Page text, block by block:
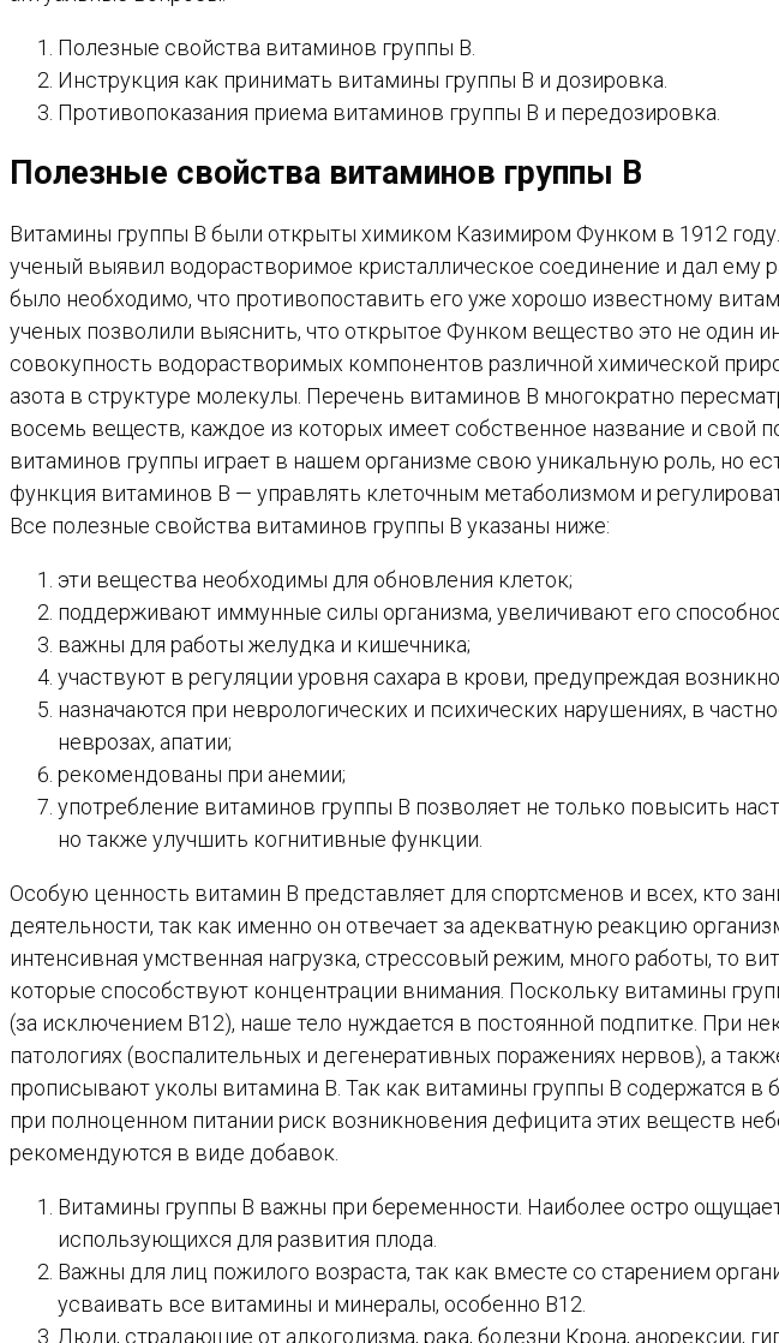
Полезные свойства витаминов группы В.
Инструкция как принимать витамины группы В и дозировка.
Противопоказания приема витаминов группы В и передозировка.
Полезные свойства витаминов группы В
Витамины группы В были открыты химиком Казимиром Функом в 1912
ученый выявил водорастворимое кристаллическое соединение и дал ему
было необходимо, что противопоставить его уже хорошо известному
ученых позволили выяснить, что открытое Функом вещество это не один
совокупность водорастворимых компонентов различной химической
азота в структуре молекулы. Перечень витаминов В многократно
восемь веществ, каждое из которых имеет собственное название и свой
витаминов группы играет в нашем организме свою уникальную роль, но
функция витаминов В — управлять клеточным метаболизмом и
Все полезные свойства витаминов группы В указаны ниже:
эти вещества необходимы для обновления клеток;
поддерживают иммунные силы организма, увеличивают его
важны для работы желудка и кишечника;
участвуют в регуляции уровня сахара в крови, предупреждая
назначаются при неврологических и психических нарушениях, в
неврозах, апатии;
рекомендованы при анемии;
употребление витаминов группы B позволяет не только повысить
но также улучшить когнитивные функции.
Особую ценность витамин В представляет для спортсменов и всех, кто
деятельности, так как именно он отвечает за адекватную реакцию
интенсивная умственная нагрузка, стрессовый режим, много работы, то
которые способствуют концентрации внимания. Поскольку витамины
(за исключением В12), наше тело нуждается в постоянной подпитке. При
патологиях (воспалительных и дегенеративных поражениях нервов), а
прописывают уколы витамина В. Так как витамины группы В содержатся в
при полноценном питании риск возникновения дефицита этих веществ
рекомендуются в виде добавок.
Витамины группы В важны при беременности. Наиболее остро
использующихся для развития плода.
Важны для лиц пожилого возраста, так как вместе со старением
усваивать все витамины и минералы, особенно B12.
Люди, страдающие от алкоголизма, рака, болезни Крона, анорексии,